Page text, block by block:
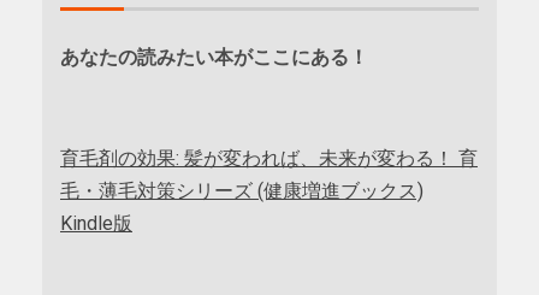
あなたの読みたい本がここにある！
育毛剤の効果: 髪が変われば、未来が変わる！ 育
毛・薄毛対策シリーズ (健康増進ブックス)
Kindle版